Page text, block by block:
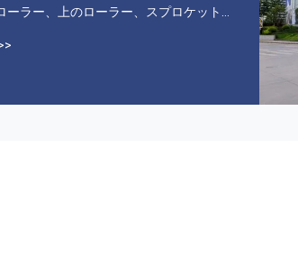
ーラー、上のローラー、スプロケット、
、bolt&nut、ゴム製 トラック、ゴム パッ